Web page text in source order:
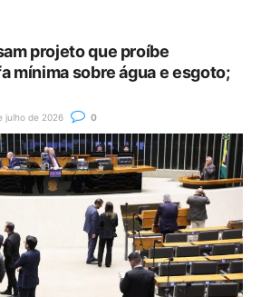
projeto que proíbe
mínima sobre água e esgoto;
julho de 2026 0